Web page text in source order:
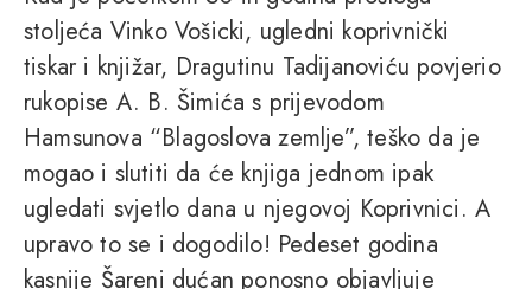
stoljeća Vinko Vošicki, ugledni koprivnički
tiskar i knjižar, Dragutinu Tadijanoviću povjerio
rukopise A. B. Šimića s prijevodom
Hamsunova “Blagoslova zemlje”, teško da je
mogao i slutiti da će knjiga jednom ipak
ugledati svjetlo dana u njegovoj Koprivnici. A
upravo to se i dogodilo! Pedeset godina
kasnije Šareni dućan ponosno objavljuje